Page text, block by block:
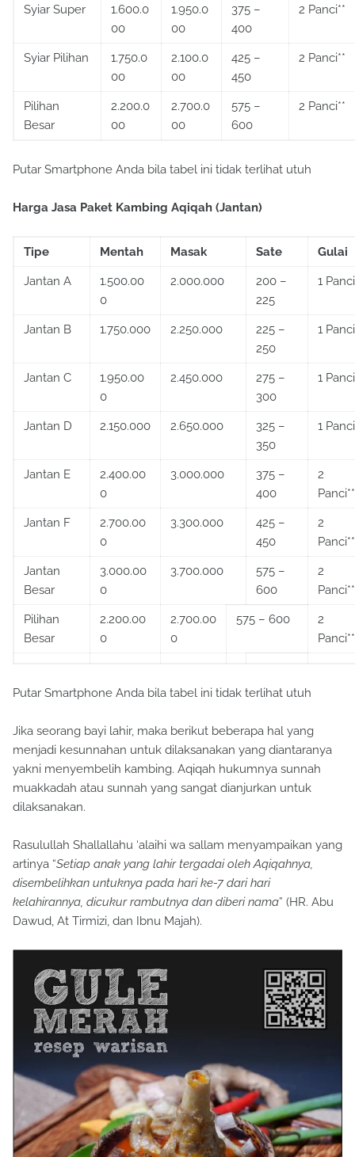
Syiar Super
1.600.0
00
1.950.0
00
375 –
400
2 Panci**
Syiar Pilihan
1.750.0
00
2.100.0
00
425 –
450
2 Panci**
Pilihan
Besar
2.200.0
00
2.700.0
00
575 –
600
2 Panci**
Putar Smartphone Anda bila tabel ini tidak terlihat utuh
Harga Jasa Paket Kambing Aqiqah (Jantan)
Tipe Mentah Masak Sate Gulai
Jantan A
1.500.00
0
2.000.000
200 –
225
1 Panci
Jantan B 1.750.000 2.250.000
225 –
250
1 Panci
Jantan C
1.950.00
0
2.450.000
275 –
300
1 Panci
Jantan D 2.150.000 2.650.000
325 –
350
1 Panci
Jantan E
2.400.00
0
3.000.000
375 –
400
2
Panci**
Jantan F
2.700.00
0
3.300.000
425 –
450
2
Panci**
Jantan
Besar
3.000.00
0
3.700.000
575 –
600
2
Panci**
Pilihan
Besar
2.200.00
0
2.700.00
0
575 – 600
2
Panci**
Putar Smartphone Anda bila tabel ini tidak terlihat utuh
Jika seorang bayi lahir, maka berikut beberapa hal yang
menjadi kesunnahan untuk dilaksanakan yang diantaranya
yakni menyembelih kambing. Aqiqah hukumnya sunnah
muakkadah atau sunnah yang sangat dianjurkan untuk
dilaksanakan.
Rasulullah Shallallahu ‘alaihi wa sallam menyampaikan yang
artinya “Setiap anak yang lahir tergadai oleh Aqiqahnya,
disembelihkan untuknya pada hari ke-7 dari hari
kelahirannya, dicukur rambutnya dan diberi nama” (HR. Abu
Dawud, At Tirmizi, dan Ibnu Majah).